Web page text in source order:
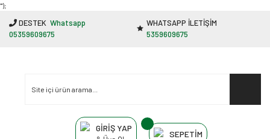
"');
DESTEK Whatsapp
05359609675
WHATSAPP İLETİŞİM
5359609675
GİRİŞ YAP
SEPETİM